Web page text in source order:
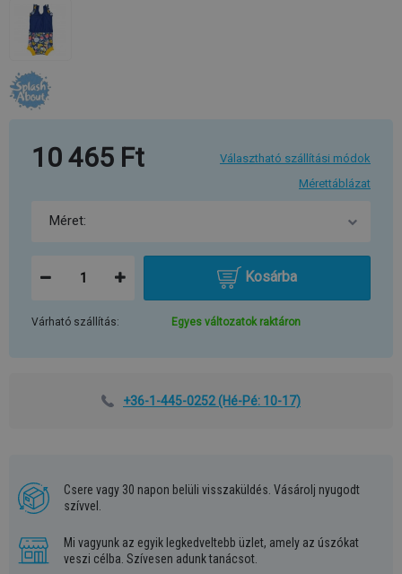
10 465 Ft
Választható szállítási módok
Mérettáblázat
Kosárba
Várható szállítás: Egyes változatok raktáron
+36-1-445-0252(Hé-Pé: 10-17)
Csere vagy 30 napon belüli visszaküldés. Vásárolj nyugodt
szívvel.
Mi vagyunk az egyik legkedveltebb üzlet, amely az úszókat
veszi célba. Szívesen adunk tanácsot.